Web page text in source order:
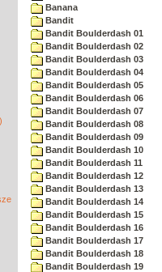
Banana
Bandit
Bandit Boulderdash 01
Bandit Boulderdash 02
Bandit Boulderdash 03
Bandit Boulderdash 04
Bandit Boulderdash 05
Bandit Boulderdash 06
Bandit Boulderdash 07
Bandit Boulderdash 08
Bandit Boulderdash 09
Bandit Boulderdash 10
Bandit Boulderdash 11
Bandit Boulderdash 12
Bandit Boulderdash 13
Bandit Boulderdash 14
Bandit Boulderdash 15
Bandit Boulderdash 16
Bandit Boulderdash 17
Bandit Boulderdash 18
Bandit Boulderdash 19